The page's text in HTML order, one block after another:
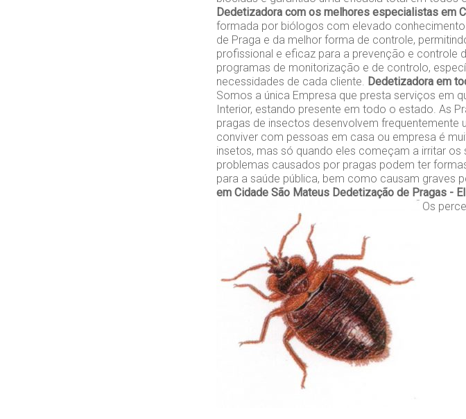
Dedetizadora com os melhores especialistas em
formada por biólogos com elevado
de Praga e da melhor forma de controle,
profissional e eficaz para a prevenção e controle
programas de monitorização e de controlo,
necessidades de cada cliente.
Dedetizadora em
Somos a única Empresa que presta serviços em
Interior, estando presente em todo o estado. As
pragas de insectos desenvolvem
conviver com pessoas em casa ou empresa é
insetos, mas só quando eles começam a irritar
problemas causados por pragas podem ter
para a saúde pública, bem como causam graves
em Cidade São Mateus Dedetização de Pragas -
Os